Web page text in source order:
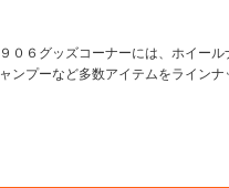
９０６グッズコーナーには、ホイー
ャンプーなど多数アイテムをラインナ